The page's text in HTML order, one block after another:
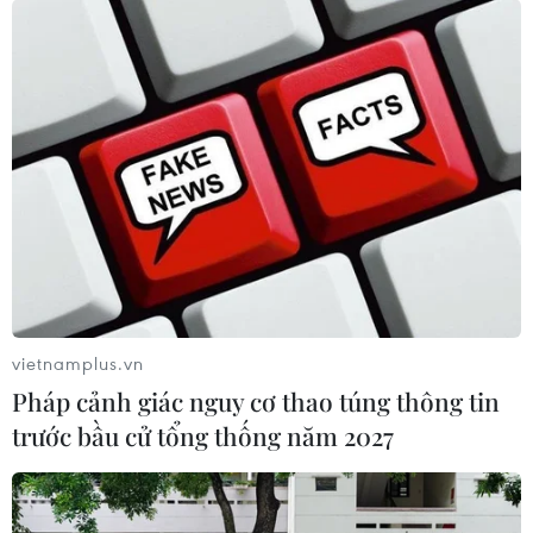
vietnamplus.vn
Pháp cảnh giác nguy cơ thao túng thông tin
trước bầu cử tổng thống năm 2027